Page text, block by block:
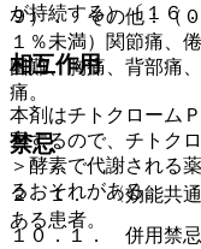
が持続する）〔１６
相互作用
本剤はチトクローム
害するので、チトク
＞酵素で代謝される
るおそれがある。
１０．１． 併用禁忌
９）． その他：（０
１％未満）関節痛、
困難、胸痛、背部痛
痛。
禁忌
２．１． 〈効能共
ある患者。